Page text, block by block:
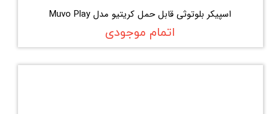
اسپیکر بلوتوثی قابل حمل کریتیو مدل Muvo Play
اتمام موجودی